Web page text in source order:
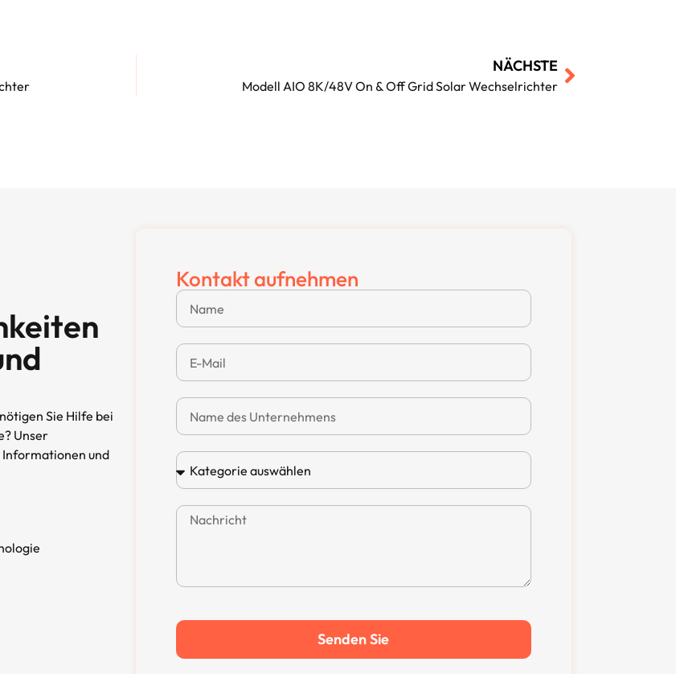
NÄCHSTE
Modell AIO 8K/48V On & Off Grid Solar Wechselrichter
Sie Hilfe bei
Unser
und
Kontakt aufnehmen
Senden Sie